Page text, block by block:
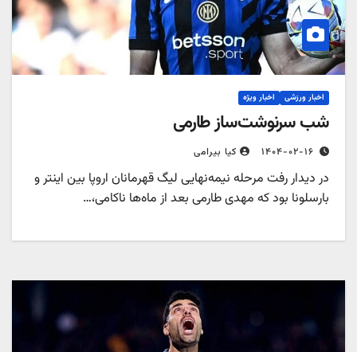
اخبار ورزشی اخبار ویژه
شب سرنوشت‌ساز طارمی
۱۴۰۴-۰۲-۱۶ کیا بیرامی
در دیدار رفت مرحله نیمه‌نهایی لیگ قهرمانان اروپا بین اینتر ‌و
بارسلونا بود که مهدی طارمی بعد از ماه‌ها ناکامی،…